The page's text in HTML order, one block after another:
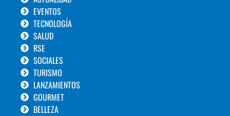
EVENTOS
TECNOLOGÍA
SALUD
RSE
SOCIALES
TURISMO
LANZAMIENTOS
GOURMET
BELLEZA